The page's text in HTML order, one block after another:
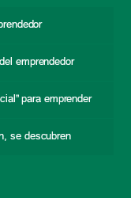
emprendedor
para emprender
se descubren